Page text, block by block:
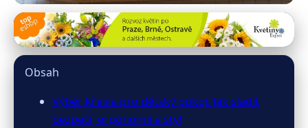
rizar.cz
Optimální Křeslo pro Dětský
Pokoj: Bezpečí, Ergonomie a Styl
26. 3. 2026 · 12 min čtení · Autor: Jakub Švec
Obsah
Výběr křesla pro dětský pokoj: Jak sladit
bezpečí, ergonomii a styl